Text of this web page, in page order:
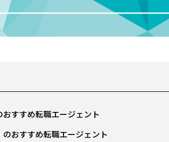
おすすめ転職エージェント
のおすすめ転職エージェント